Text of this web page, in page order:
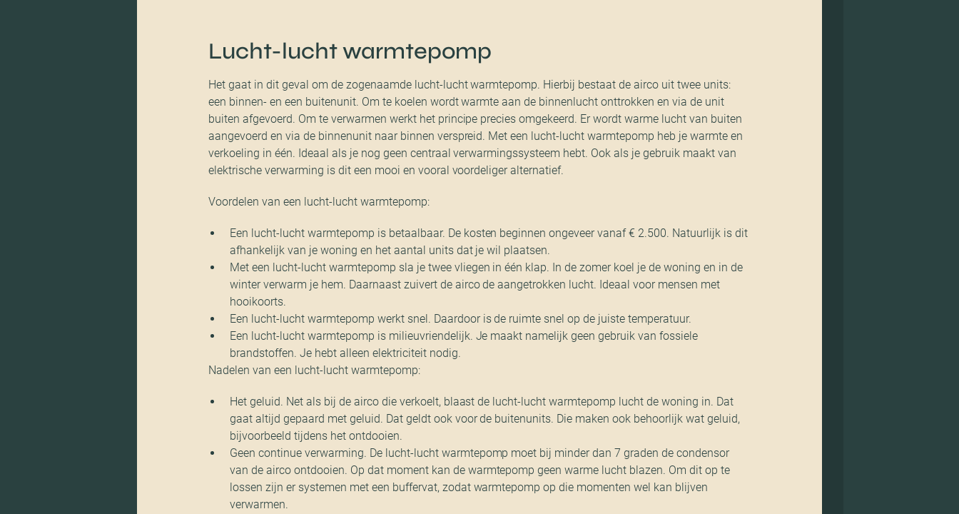
Lucht-lucht warmtepomp
Het gaat in dit geval om de zogenaamde lucht-lucht warmtepomp. Hierbij bestaat de airco uit twee units:
een binnen- en een buitenunit. Om te koelen wordt warmte aan de binnenlucht onttrokken en via de unit
buiten afgevoerd. Om te verwarmen werkt het principe precies omgekeerd. Er wordt warme lucht van buiten
aangevoerd en via de binnenunit naar binnen verspreid. Met een lucht-lucht warmtepomp heb je warmte en
verkoeling in één. Ideaal als je nog geen centraal verwarmingssysteem hebt. Ook als je gebruik maakt van
elektrische verwarming is dit een mooi en vooral voordeliger alternatief.
Voordelen van een lucht-lucht warmtepomp:
Een lucht-lucht warmtepomp is betaalbaar. De kosten beginnen ongeveer vanaf € 2.500. Natuurlijk is dit
afhankelijk van je woning en het aantal units dat je wil plaatsen.
Met een lucht-lucht warmtepomp sla je twee vliegen in één klap. In de zomer koel je de woning en in de
winter verwarm je hem. Daarnaast zuivert de airco de aangetrokken lucht. Ideaal voor mensen met
hooikoorts.
Een lucht-lucht warmtepomp werkt snel. Daardoor is de ruimte snel op de juiste temperatuur.
Een lucht-lucht warmtepomp is milieuvriendelijk. Je maakt namelijk geen gebruik van fossiele
brandstoffen. Je hebt alleen elektriciteit nodig.
Nadelen van een lucht-lucht warmtepomp:
Het geluid. Net als bij de airco die verkoelt, blaast de lucht-lucht warmtepomp lucht de woning in. Dat
gaat altijd gepaard met geluid. Dat geldt ook voor de buitenunits. Die maken ook behoorlijk wat geluid,
bijvoorbeeld tijdens het ontdooien.
Geen continue verwarming. De lucht-lucht warmtepomp moet bij minder dan 7 graden de condensor
van de airco ontdooien. Op dat moment kan de warmtepomp geen warme lucht blazen. Om dit op te
lossen zijn er systemen met een buffervat, zodat warmtepomp op die momenten wel kan blijven
verwarmen.